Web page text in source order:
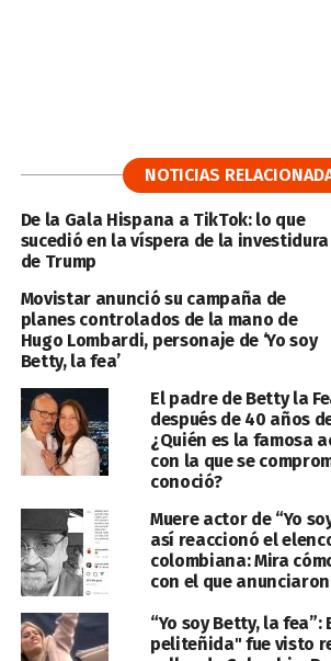
NOTICIAS
De la Gala Hispana a TikTok: lo que
sucedió en la víspera de la investidura
de Trump
Movistar anunció su campaña de
planes controlados de la mano de
Hugo Lombardi, personaje de ‘Yo soy
Betty, la fea’
El padre de Betty la
después de 40 años
¿Quién es la famosa
con la que se
conoció?
Muere actor de “Yo
así reaccionó el
colombiana: Mira
con el que
“Yo soy Betty, la fea”:
peliteñida" fue visto